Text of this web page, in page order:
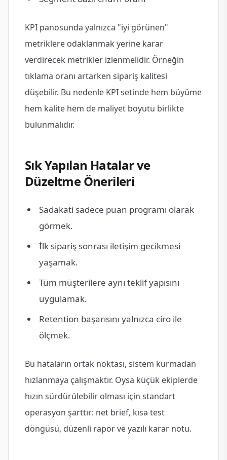
KPI panosunda yalnızca "iyi görünen"
metriklere odaklanmak yerine karar
verdirecek metrikler izlenmelidir. Örneğin
tıklama oranı artarken sipariş kalitesi
düşebilir. Bu nedenle KPI setinde hem büyüme
hem kalite hem de maliyet boyutu birlikte
bulunmalıdır.
Sık Yapılan Hatalar ve
Düzeltme Önerileri
Sadakati sadece puan programı olarak
görmek.
İlk sipariş sonrası iletişim gecikmesi
yaşamak.
Tüm müşterilere aynı teklif yapısını
uygulamak.
Retention başarısını yalnızca ciro ile
ölçmek.
Bu hataların ortak noktası, sistem kurmadan
hızlanmaya çalışmaktır. Oysa küçük ekiplerde
hızın sürdürülebilir olması için standart
operasyon şarttır: net brief, kısa test
döngüsü, düzenli rapor ve yazılı karar notu.